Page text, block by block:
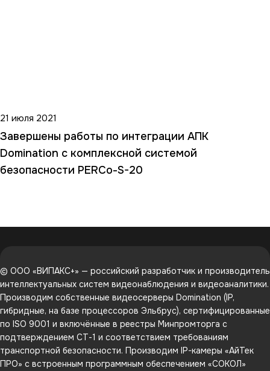
21 июля 2021
Завершены работы по интеграции АПК
Domination с комплексной системой
безопасности PERCo-S-20
© ООО «ВИПАКС+» — российский разработчик и производитель
интеллектуальных систем видеонаблюдения и видеоаналитики.
Производим собственные видеосерверы Domination (IP,
гибридные, на базе процессоров Эльбрус), сертифицированные
по ISO 9001 и включённые в реестры Минпромторга с
подтверждением СТ-1 и соответствием требованиям
транспортной безопасности. Производим IP-камеры «АйТек
ПРО» с встроенным программным обеспечением «СОКОЛ»